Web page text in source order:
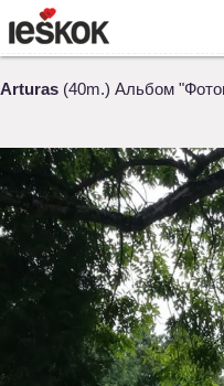
Arturas (40m.) Альбом